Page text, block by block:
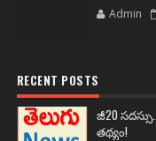
Admin
RECENT POSTS
జీ20
తథ్యం!